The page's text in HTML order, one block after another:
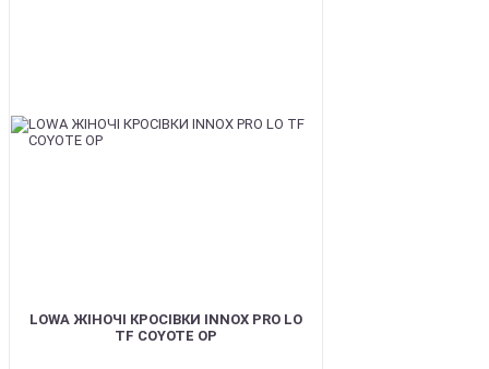
LOWA ЖІНОЧІ КРОСІВКИ INNOX PRO LO
TF COYOTE OP